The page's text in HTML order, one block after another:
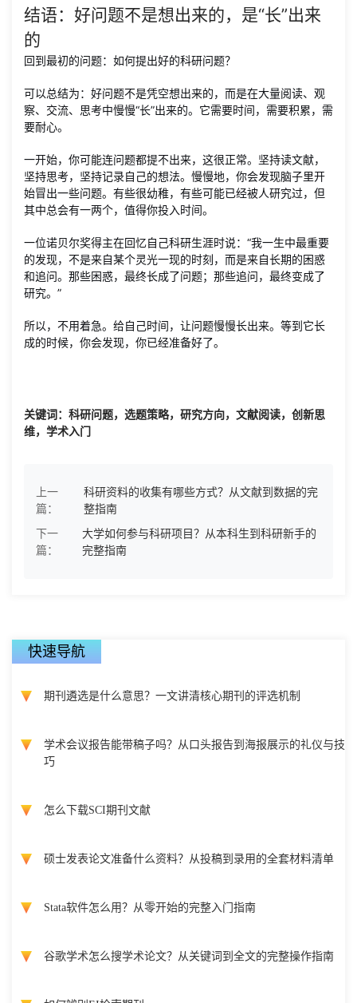
结语：好问题不是想出来的，是“长”出来
的
回到最初的问题：如何提出好的科研问题？
可以总结为：好问题不是凭空想出来的，而是在大量阅读、观
察、交流、思考中慢慢“长”出来的。它需要时间，需要积累，需
要耐心。
一开始，你可能连问题都提不出来，这很正常。坚持读文献，
坚持思考，坚持记录自己的想法。慢慢地，你会发现脑子里开
始冒出一些问题。有些很幼稚，有些可能已经被人研究过，但
其中总会有一两个，值得你投入时间。
一位诺贝尔奖得主在回忆自己科研生涯时说：“我一生中最重要
的发现，不是来自某个灵光一现的时刻，而是来自长期的困惑
和追问。那些困惑，最终长成了问题；那些追问，最终变成了
研究。”
所以，不用着急。给自己时间，让问题慢慢长出来。等到它长
成的时候，你会发现，你已经准备好了。
关键词：科研问题，选题策略，研究方向，文献阅读，创新思
维，学术入门
上一
篇：
科研资料的收集有哪些方式？从文献到数据的完
整指南
下一
篇：
大学如何参与科研项目？从本科生到科研新手的
完整指南
快速导航
期刊遴选是什么意思？一文讲清核心期刊的评选机制
学术会议报告能带稿子吗？从口头报告到海报展示的礼仪与技
巧
怎么下载SCI期刊文献
硕士发表论文准备什么资料？从投稿到录用的全套材料清单
Stata软件怎么用？从零开始的完整入门指南
谷歌学术怎么搜学术论文？从关键词到全文的完整操作指南